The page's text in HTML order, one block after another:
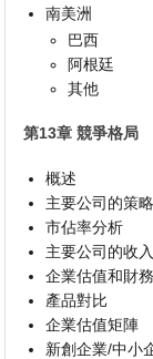
南美洲
巴西
阿根廷
其他
第13章 競爭格局
概述
主要公司的策
市佔率分析
主要公司的收
企業估值和財
產品對比
企業估值矩陣
新創企業/中小